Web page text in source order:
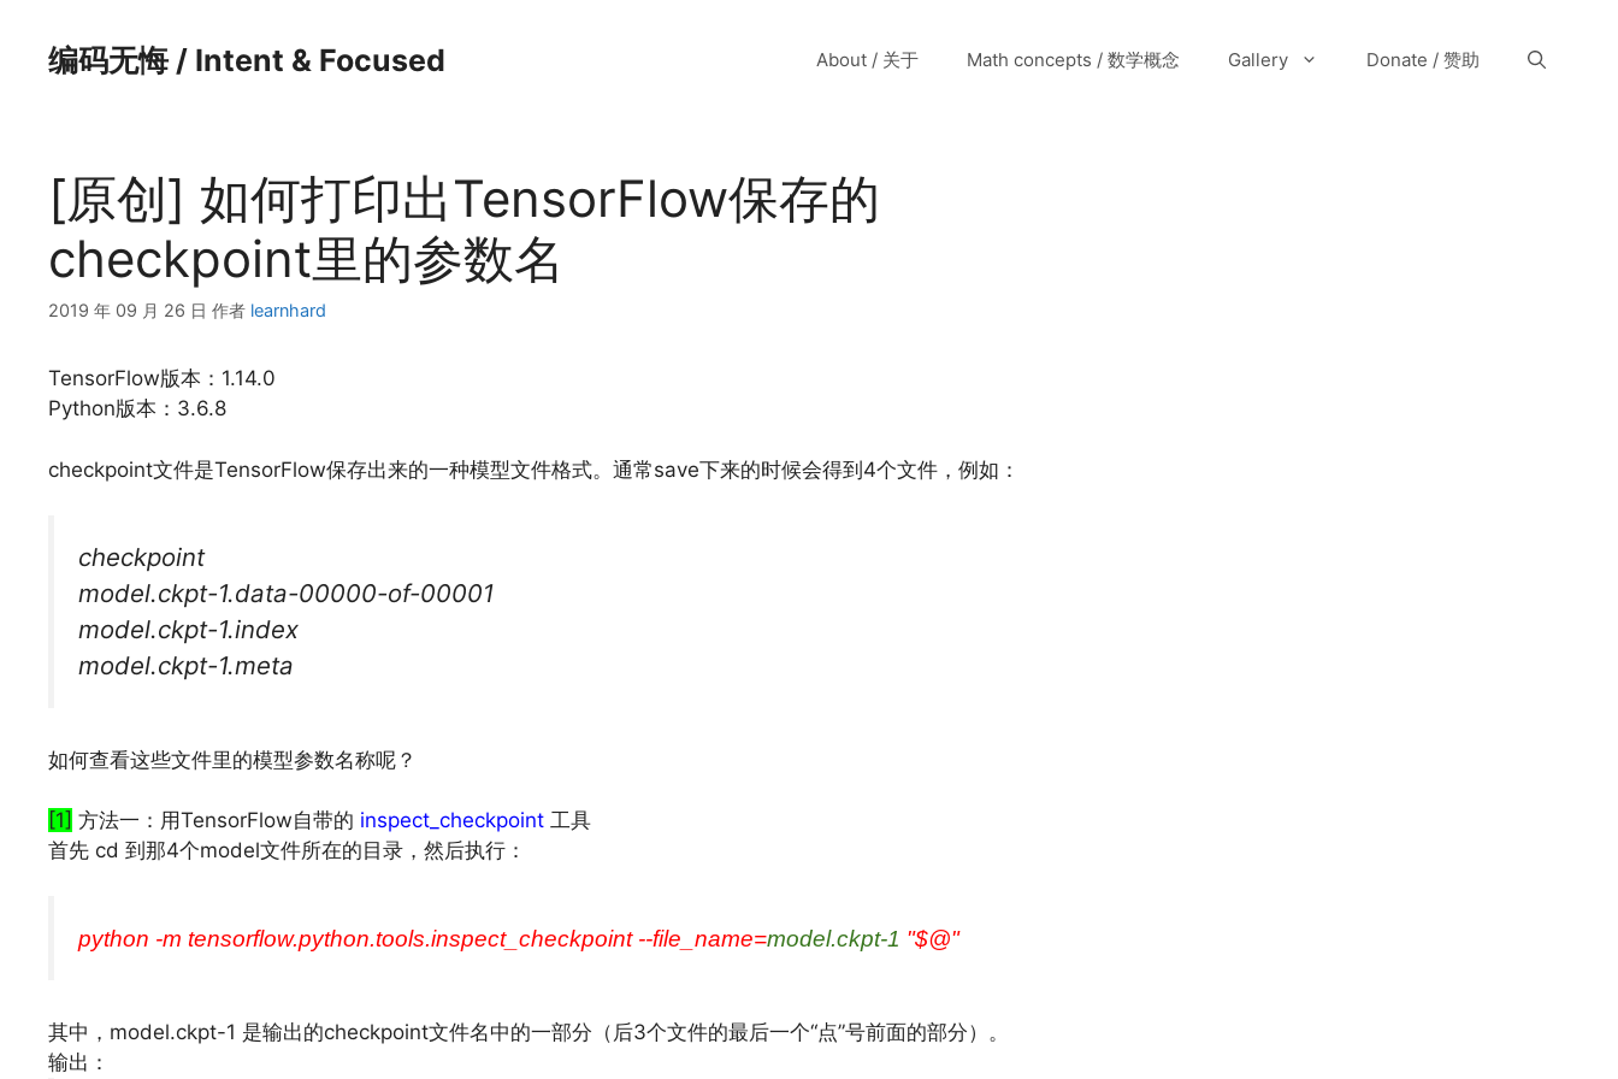
编码无悔 / Intent & Focused About / 关于 Math concepts / 数学概念 Gallery Donate / 赞助
[原创] 如何打印出TensorFlow保存的
checkpoint里的参数名
2019 年 09 月 26 日 作者 learnhard
TensorFlow版本：1.14.0
Python版本：3.6.8
checkpoint文件是TensorFlow保存出来的一种模型文件格式。通常save下来的时候会得到4个文件，例如：
checkpoint
model.ckpt-1.data-00000-of-00001
model.ckpt-1.index
model.ckpt-1.meta
如何查看这些文件里的模型参数名称呢？
[1] 方法一：用TensorFlow自带的 inspect_checkpoint 工具
首先 cd 到那4个model文件所在的目录，然后执行：
python -m tensorflow.python.tools.inspect_checkpoint --file_name=model.ckpt-1 "$@"
其中，model.ckpt-1 是输出的checkpoint文件名中的一部分（后3个文件的最后一个“点”号前面的部分）。
输出：